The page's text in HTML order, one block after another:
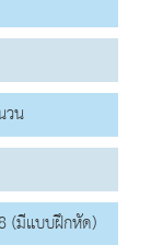
วน
(มีแบบฝึกหัด)